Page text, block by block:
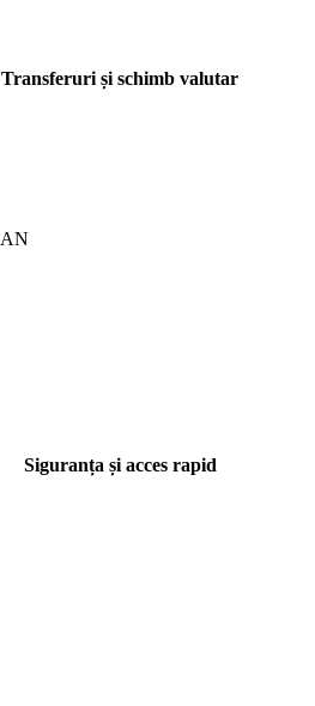
Transferuri și schimb valutar
Siguranța și acces rapid